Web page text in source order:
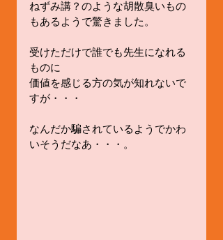
ねずみ講？のような胡散臭いもの
もあるようで驚きました。
受けただけで誰でも先生になれる
ものに
価値を感じる方の気が知れないで
すが・・・
なんだか騙されているようでかわ
いそうだなあ・・・。